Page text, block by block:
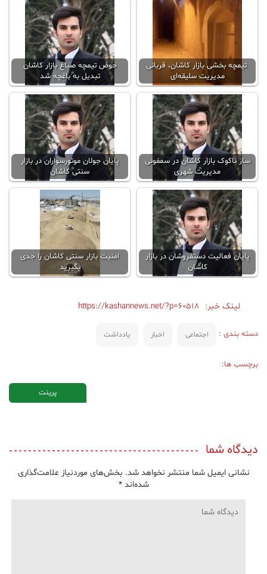
تیمچه بخشی بازار کاشان، قربانی
مدیریت سلیقه‌ای
حوض تیمچه صباغ بازار کاشان
تبدیل به باغچه شد
ساز ناکوک بازار کاشان در سمفونی
مدیریت شهری
پایان جولان موتورسواران در بازار
سنتی کاشان
پایان فعالیت دستفروشان در بازار
کاشان
امنیت بازار سنتی کاشان را جدی
بگیرید
لینک خبر: https://kashannews.net/?p=60518
دسته بندی : اجتماعی اخبار یادداشت
برچسب ها:
پرینت
دیدگاه شما
نشانی ایمیل شما منتشر نخواهد شد. بخش‌های موردنیاز علامت‌گذاری
شده‌اند*